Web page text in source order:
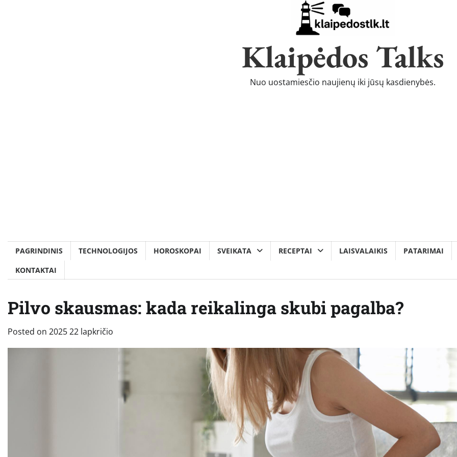
Klaipėdos Talks
Nuo uostamiesčio naujienų iki jūsų kasdienybės.
PAGRINDINIS TECHNOLOGIJOS HOROSKOPAI SVEIKATA RECEPTAI LAISVALAIKIS
PATARIMAI
KONTAKTAI
Pilvo skausmas: kada reikalinga skubi pagalba?
Posted on 2025 22 lapkričio